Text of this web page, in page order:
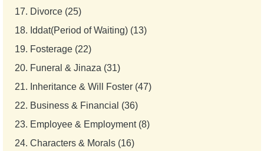
17. Divorce (25)
18. Iddat(Period of Waiting) (13)
19. Fosterage (22)
20. Funeral & Jinaza (31)
21. Inheritance & Will Foster (47)
22. Business & Financial (36)
23. Employee & Employment (8)
24. Characters & Morals (16)